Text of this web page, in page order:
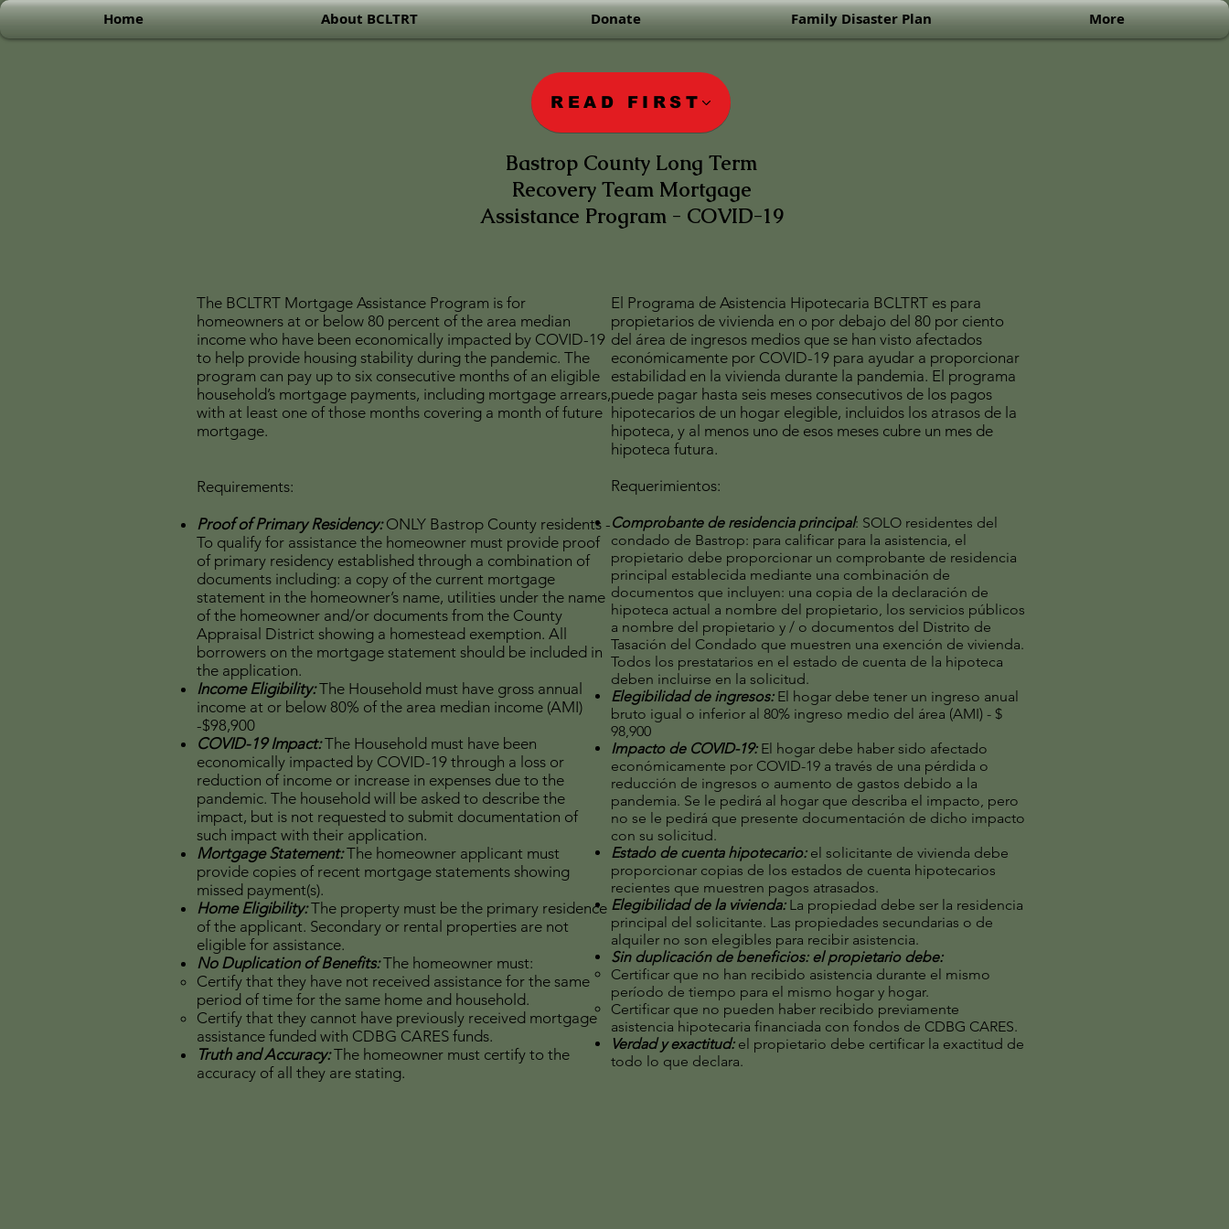
Home About BCLTRT Donate Family Disaster Plan More
READ FIRST
Bastrop County Long Term
Recovery Team Mortgage
Assistance Program - COVID-19
The BCLTRT Mortgage Assistance Program is for
homeowners at or below 80 percent of the area median
income who have been economically impacted by COVID-19
to help provide housing stability during the pandemic. The
program can pay up to six consecutive months of an eligible
household’s mortgage payments, including mortgage arrears,
with at least one of those months covering a month of future
mortgage.
Requirements:
Proof of Primary Residency:ONLY Bastrop County residents -
To qualify for assistance the homeowner must provide proof
of primary residency established through a combination of
documents including: a copy of the current mortgage
statement in the homeowner’s name, utilities under the name
of the homeowner and/or documents from the County
Appraisal District showing a homestead exemption. All
borrowers on the mortgage statement should be included in
the application.
Income Eligibility:The Household must have gross annual
income at or below 80% of the area median income (AMI)
-$98,900
COVID-19 Impact:The Household must have been
economically impacted by COVID-19 through a loss or
reduction of income or increase in expenses due to the
pandemic. The household will be asked to describe the
impact, but is not requested to submit documentation of
such impact with their application.
Mortgage Statement:The homeowner applicant must
provide copies of recent mortgage statements showing
missed payment(s).
Home Eligibility:The property must be the primary residence
of the applicant. Secondary or rental properties are not
eligible for assistance.
No Duplication of Benefits:The homeowner must:
Certify that they have not received assistance for the same
period of time for the same home and household.
Certify that they cannot have previously received mortgage
assistance funded with CDBG CARES funds.
Truth and Accuracy:The homeowner must certify to the
accuracy of all they are stating.
El Programa de Asistencia Hipotecaria BCLTRT es para
propietarios de vivienda en o por debajo del 80 por ciento
del área de ingresos medios que se han visto afectados
económicamente por COVID-19 para ayudar a proporcionar
estabilidad en la vivienda durante la pandemia. El programa
puede pagar hasta seis meses consecutivos de los pagos
hipotecarios de un hogar elegible, incluidos los atrasos de la
hipoteca, y al menos uno de esos meses cubre un mes de
hipoteca futura.
Requerimientos:
Comprobante de residencia principal: SOLO residentes del
condado de Bastrop: para calificar para la asistencia, el
propietario debe proporcionar un comprobante de residencia
principal establecida mediante una combinación de
documentos que incluyen: una copia de la declaración de
hipoteca actual a nombre del propietario, los servicios públicos
a nombre del propietario y / o documentos del Distrito de
Tasación del Condado que muestren una exención de vivienda.
Todos los prestatarios en el estado de cuenta de la hipoteca
deben incluirse en la solicitud.
Elegibilidad de ingresos: El hogar debe tener un ingreso anual
bruto igual o inferior al 80% ingreso medio del área (AMI) - $
98,900
Impacto de COVID-19: El hogar debe haber sido afectado
económicamente por COVID-19 a través de una pérdida o
reducción de ingresos o aumento de gastos debido a la
pandemia. Se le pedirá al hogar que describa el impacto, pero
no se le pedirá que presente documentación de dicho impacto
con su solicitud.
Estado de cuenta hipotecario: el solicitante de vivienda debe
proporcionar copias de los estados de cuenta hipotecarios
recientes que muestren pagos atrasados.
Elegibilidad de la vivienda:La propiedad debe ser la residencia
principal del solicitante. Las propiedades secundarias o de
alquiler no son elegibles para recibir asistencia.
Sin duplicación de beneficios: el propietario debe:
Certificar que no han recibido asistencia durante el mismo
período de tiempo para el mismo hogar y hogar.
Certificar que no pueden haber recibido previamente
asistencia hipotecaria financiada con fondos de CDBG CARES.
Verdad y exactitud: el propietario debe certificar la exactitud de
todo lo que declara.